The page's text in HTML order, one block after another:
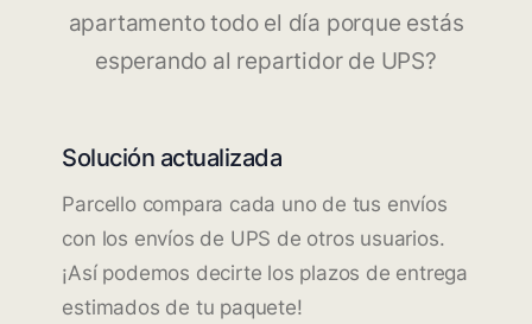
apartamento todo el día porque estás
esperando al repartidor de UPS?
Solución actualizada
Parcello compara cada uno de tus envíos
con los envíos de UPS de otros usuarios.
¡Así podemos decirte los plazos de entrega
estimados de tu paquete!